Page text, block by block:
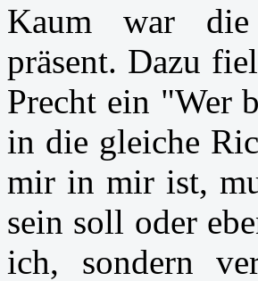
Kaum war
präsent. Dazu
Precht ein "Wer
in die gleiche
mir in mir ist,
sein soll oder
ich, sondern